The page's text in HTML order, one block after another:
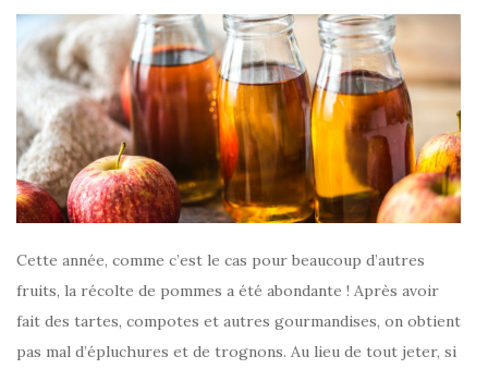
Cette année, comme c’est le cas pour beaucoup d’autres
fruits, la récolte de pommes a été abondante ! Après avoir
fait des tartes, compotes et autres gourmandises, on obtient
pas mal d’épluchures et de trognons. Au lieu de tout jeter, si